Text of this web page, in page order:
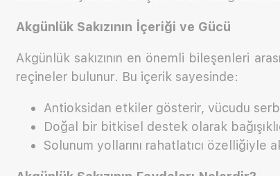
Akgünlük Sakızının İçeriği ve Gücü
Akgünlük sakızının en önemli bileşenleri
reçineler bulunur. Bu içerik sayesinde:
Antioksidan etkiler gösterir, vücudu
Doğal bir bitkisel destek olarak
Solunum yollarını rahatlatıcı özelliğiyle